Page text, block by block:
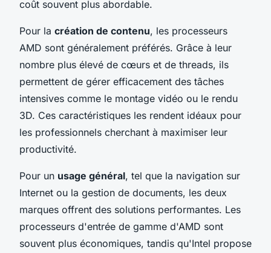
coût souvent plus abordable.
Pour la création de contenu, les processeurs
AMD sont généralement préférés. Grâce à leur
nombre plus élevé de cœurs et de threads, ils
permettent de gérer efficacement des tâches
intensives comme le montage vidéo ou le rendu
3D. Ces caractéristiques les rendent idéaux pour
les professionnels cherchant à maximiser leur
productivité.
Pour un usage général, tel que la navigation sur
Internet ou la gestion de documents, les deux
marques offrent des solutions performantes. Les
processeurs d'entrée de gamme d'AMD sont
souvent plus économiques, tandis qu'Intel propose